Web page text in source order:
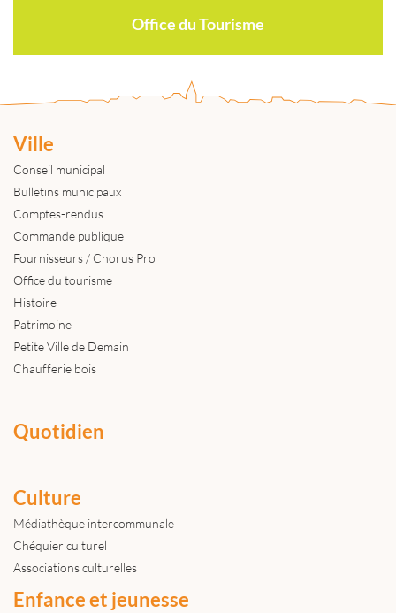
Office du Tourisme
Ville
Conseil municipal
Bulletins municipaux
Comptes-rendus
Commande publique
Fournisseurs / Chorus Pro
Office du tourisme
Histoire
Patrimoine
Petite Ville de Demain
Chaufferie bois
Quotidien
Culture
Médiathèque intercommunale
Chéquier culturel
Associations culturelles
Enfance et jeunesse